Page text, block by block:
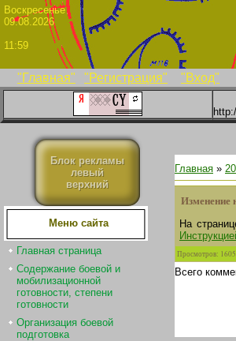
"Главная" "Регистрация" "Вход"
09.08.2026
11:59
Блок рекламы
левый
верхний
Меню сайта
Главная страница
Содержание боевой и
мобилизационной
готовности, степени
готовности
Организация боевой
подготовка
Главная »
Изменение
На
Просмотров: 1605
Всего